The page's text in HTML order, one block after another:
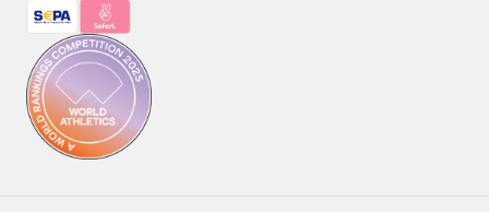
Bezahlmethoden: